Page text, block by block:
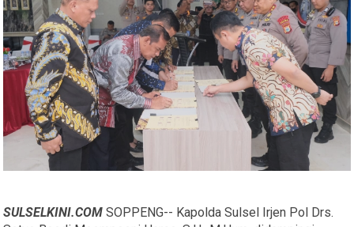
SULSELKINI.COM SOPPENG-- Kapolda Sulsel Irjen Pol Drs.